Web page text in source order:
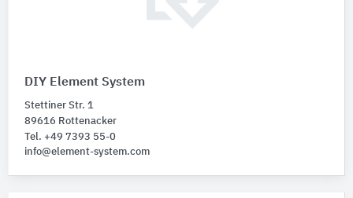
DIY Element System
Stettiner Str. 1
89616 Rottenacker
Tel. +49 7393 55-0
info@element-system.com